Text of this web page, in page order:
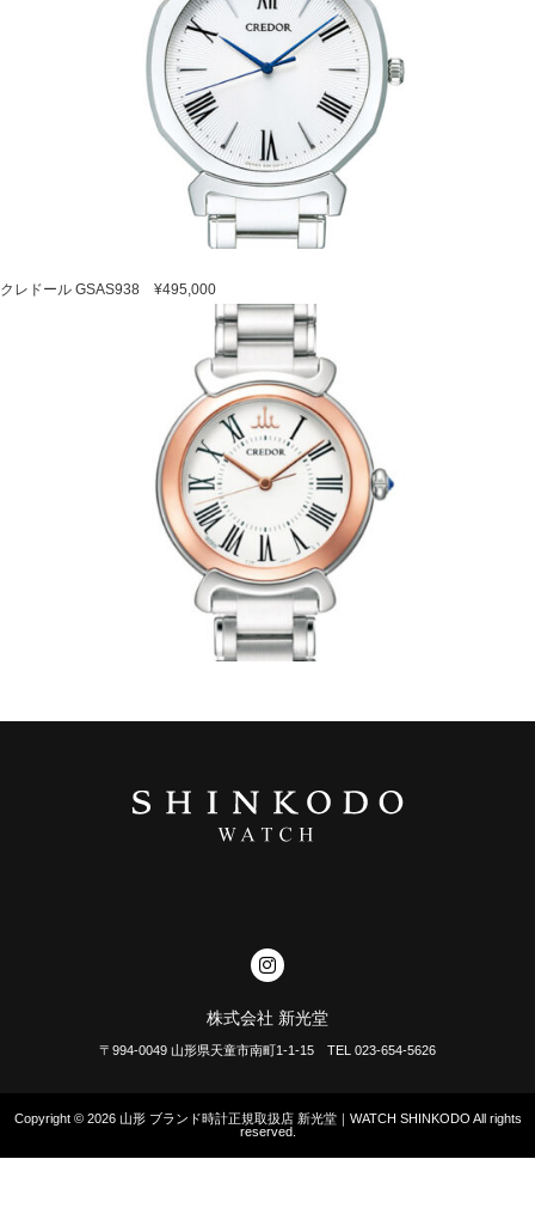
クレドール GSAS938 ¥495,000
株式会社 新光堂
〒994-0049 山形県天童市南町1-1-15 TEL 023-654-5626
Copyright © 2026 山形 ブランド時計正規取扱店 新光堂｜WATCH SHINKODO All rights
reserved.